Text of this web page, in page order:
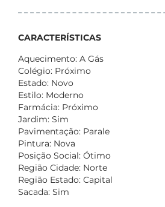
CARACTERÍSTICAS
Aquecimento: A Gás
Colégio: Próximo
Estado: Novo
Estilo: Moderno
Farmácia: Próximo
Jardim: Sim
Pavimentação: Parale
Pintura: Nova
Posição Social: Ótimo
Região Cidade: Norte
Região Estado: Capital
Sacada: Sim